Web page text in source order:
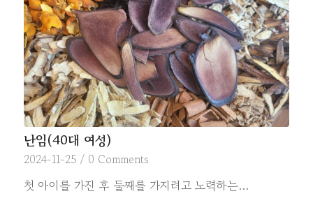
난임(40대 여성)
2024-11-25 / 0 Comments
첫 아이를 가진 후 둘째를 가지려고 노력하는…